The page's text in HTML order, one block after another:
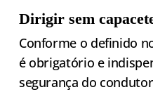
Dirigir sem
Conforme o definido
é obrigatório e
segurança do